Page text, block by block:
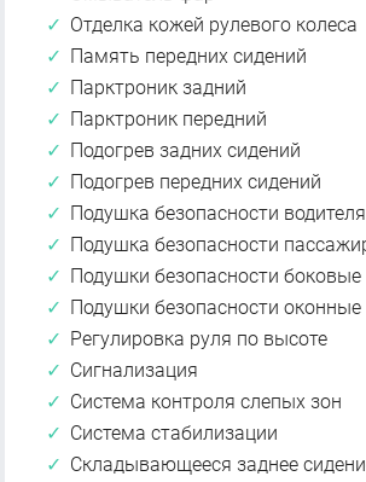
Отделка кожей рулевого колеса
Память передних сидений
Парктроник задний
Парктроник передний
Подогрев задних сидений
Подогрев передних сидений
Подушка безопасности водителя
Подушка безопасности
Подушки безопасности боковые
Подушки безопасности
Регулировка руля по высоте
Сигнализация
Система контроля слепых зон
Система стабилизации
Складывающееся заднее